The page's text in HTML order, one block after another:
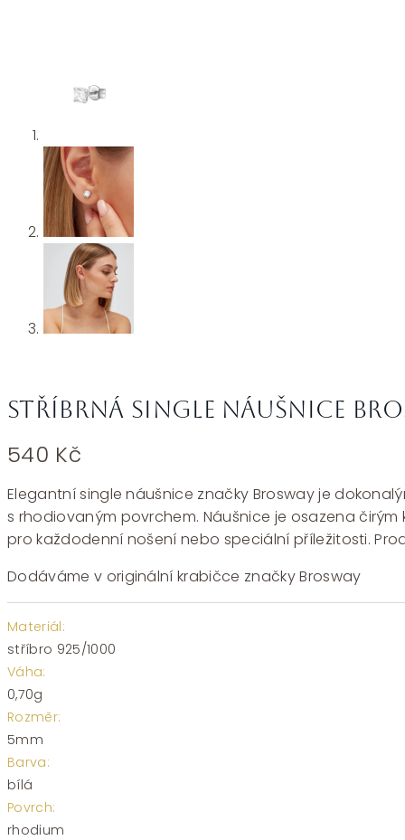
Stříbrná single náušnice
540 Kč
Elegantní single náušnice značky Brosway je
s rhodiovaným povrchem. Náušnice je osazena
pro každodenní nošení nebo speciální příležitosti.
Dodáváme v originální krabičce značky Brosway
Materiál:
stříbro 925/1000
Váha:
0,70g
Rozměr:
5mm
Barva:
bílá
Povrch:
rhodium